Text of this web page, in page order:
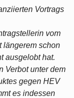
Vortrags
vom
längerem schon
ausgelobt hat.
Verbot unter dem
gegen HEV
es indessen